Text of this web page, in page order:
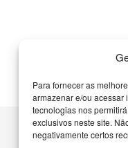
Para fornecer as
armazenar e/ou acessar
tecnologias nos
exclusivos neste site.
negativamente certos